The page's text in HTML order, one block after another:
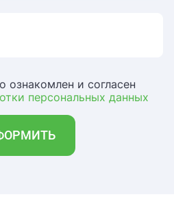
ознакомлен и согласен
персональных данных